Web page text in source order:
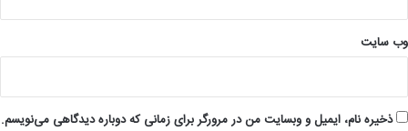
وب‌ سایت
ذخیره نام، ایمیل و وبسایت من در مرورگر برای زمانی که دوباره دیدگاهی می‌نویسم.